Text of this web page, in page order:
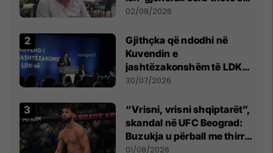
dikush e tradhtoi në
02/08/2026
Gjithçka që ndodhi në
Kuvendin e
jashtëzakonshëm të LDK-
së
30/07/2026
“Vrisni, vrisni shqiptarët”,
skandal në UFC Beograd:
Buzukja u përball me thirrje
anti-shqiptare nga
01/08/2026